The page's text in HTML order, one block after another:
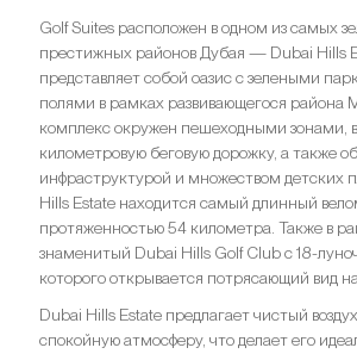
Golf Suites расположен в одном из самых
престижных районов Дубая — Dubai Hills
представляет собой оазис с зелеными
полями в рамках развивающегося района
комплекс окружен пешеходными зонами,
километровую беговую дорожку, а также
инфраструктурой и множеством детских
Hills Estate находится самый длинный
протяженностью 54 километра. Также в
знаменитый Dubai Hills Golf Club с 18-
которого открывается потрясающий вид
Dubai Hills Estate предлагает чистый
спокойную атмосферу, что делает его